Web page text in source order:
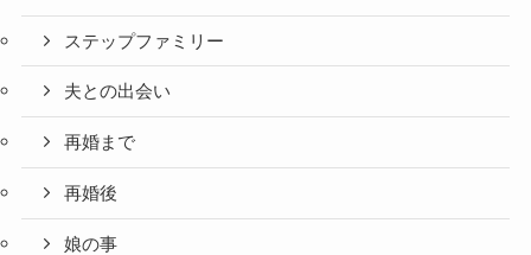
ステップファミリー
夫との出会い
再婚まで
再婚後
娘の事